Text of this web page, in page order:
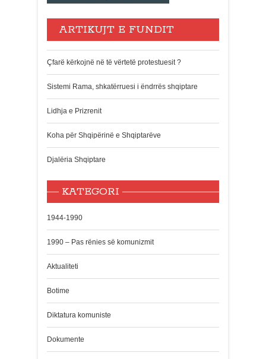
ARTIKUJT E FUNDIT
Çfarë kërkojnë në të vërtetë protestuesit ?
Sistemi Rama, shkatërruesi i ëndrrës shqiptare
Lidhja e Prizrenit
Koha për Shqipërinë e Shqiptarëve
Djalëria Shqiptare
KATEGORI
1944-1990
1990 – Pas rënies së komunizmit
Aktualiteti
Botime
Diktatura komuniste
Dokumente